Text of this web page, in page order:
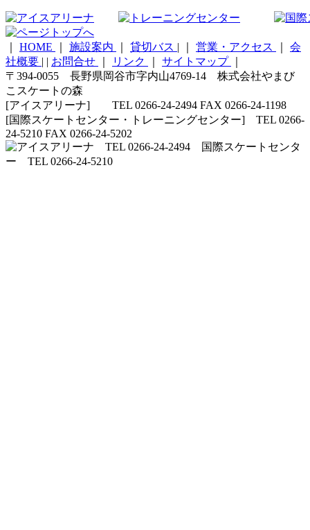
HOME 施設案内 貸切バス | 営業・アクセス
会
社概要 | | お問合せ リンク サイトマップ
〒394-0055 長野県岡谷市字内山4769-14 株式会社やまび
こスケートの森
[アイスアリーナ] TEL 0266-24-2494 FAX 0266-24-1198
[国際スケートセンター・トレーニングセンター] TEL 0266-
24-5210 FAX 0266-24-5202